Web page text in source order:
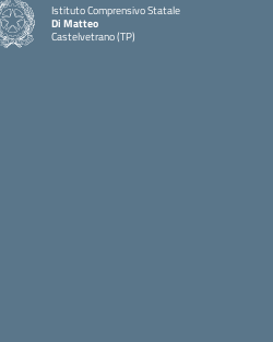
Istituto Comprensivo Statale
Di Matteo
Castelvetrano (TP)